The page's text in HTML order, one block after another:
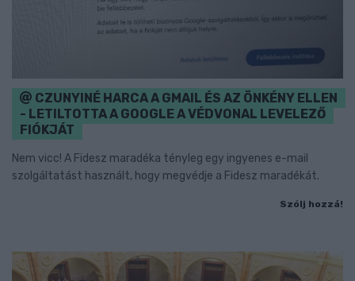
CZUNYINÉ HARCA A GMAIL ÉS AZ ÖNKÉNY ELLEN
- LETILTOTTA A GOOGLE A VÉDVONAL LEVELEZŐ
FIÓKJÁT
Nem vicc! A Fidesz maradéka tényleg egy ingyenes e-mail
szolgáltatást használt, hogy megvédje a Fidesz maradékát.
Szólj hozzá!